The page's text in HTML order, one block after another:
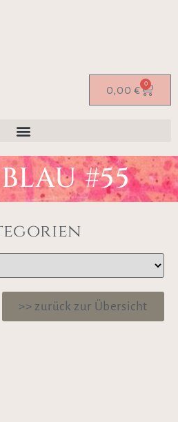
0,00 € 0
#55
>> zurück zur Übersicht